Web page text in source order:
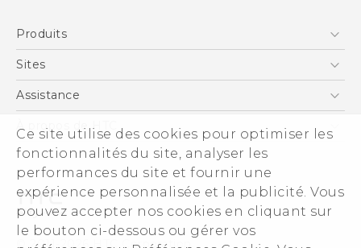
Ce site utilise des cookies pour optimiser les
fonctionnalités du site, analyser les
performances du site et fournir une
expérience personnalisée et la publicité. Vous
pouvez accepter nos cookies en cliquant sur
le bouton ci-dessous ou gérer vos
réglementation
English - User manual
English - Safety and regulatory guide
Produits
Smartphones
Vive
Accessoires
Sites
HTC Vive
HTC Pro
Assistance
eCommerce Support
À propos de HTC
ESG
Informations sur la société
Sécurité du produit
Politique de confidentialité
© 2011-2026 HTC Corporation